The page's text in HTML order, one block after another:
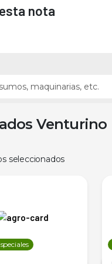
nota
Venturino
seleccionados